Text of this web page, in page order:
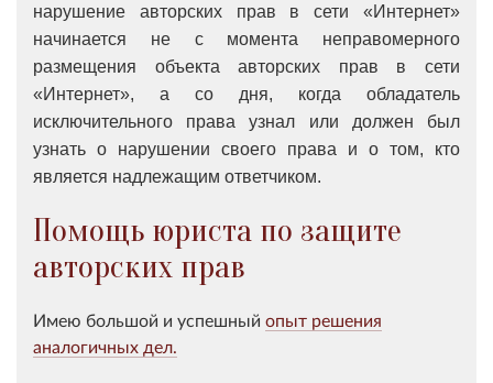
нарушение авторских прав в сети «Интернет»
начинается не с момента неправомерного
размещения объекта авторских прав в сети
«Интернет», а со дня, когда обладатель
исключительного права узнал или должен был
узнать о нарушении своего права и о том, кто
является надлежащим ответчиком.
Помощь юриста по защите
авторских прав
Имею большой и успешный опыт решения
аналогичных дел.